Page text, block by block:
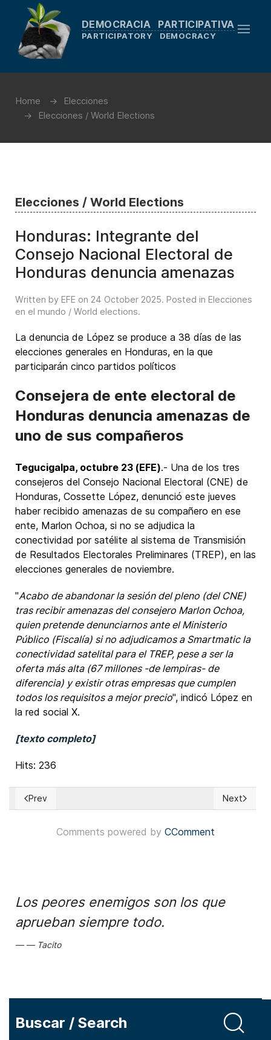
DEMOCRACIA PARTICIPATIVA
PARTICIPATORY DEMOCRACY
Home
Elecciones
Elecciones / World Elections
Elecciones / World Elections
Honduras: Integrante del
Consejo Nacional Electoral de
Honduras denuncia amenazas
Written by EFE on 24 October 2025. Posted in Elecciones
en el mundo / World elections.
La denuncia de López se produce a 38 días de las
elecciones generales en Honduras, en la que
participarán cinco partidos políticos
Consejera de ente electoral de
Honduras denuncia amenazas de
uno de sus compañeros
Tegucigalpa, octubre 23 (EFE).- Una de los tres
consejeros del Consejo Nacional Electoral (CNE) de
Honduras, Cossette López, denunció este jueves
haber recibido amenazas de su compañero en ese
ente, Marlon Ochoa, si no se adjudica la
conectividad por satélite al sistema de Transmisión
de Resultados Electorales Preliminares (TREP), en las
elecciones generales de noviembre.
"Acabo de abandonar la sesión del pleno (del CNE)
tras recibir amenazas del consejero Marlon Ochoa,
quien pretende denunciarnos ante el Ministerio
Público (Fiscalía) si no adjudicamos a Smartmatic la
conectividad satelital para el TREP, pese a ser la
oferta más alta (67 millones -de lempiras- de
diferencia) y existir otras empresas que cumplen
todos los requisitos a mejor precio", indicó López en
la red social X.
[texto completo]
Hits: 236
Previous article: EUA: Partido Demócrata no está
Prev Next
Next
Comments powered by CComment
Los peores enemigos son los que
aprueban siempre todo.
Tacito
Buscar / Search